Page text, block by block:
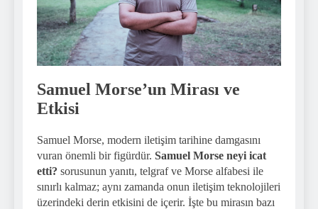
Samuel Morse’un Mirası ve
Etkisi
Samuel Morse, modern iletişim tarihine damgasını
vuran önemli bir figürdür. Samuel Morse neyi icat
etti? sorusunun yanıtı, telgraf ve Morse alfabesi ile
sınırlı kalmaz; aynı zamanda onun iletişim teknolojileri
üzerindeki derin etkisini de içerir. İşte bu mirasın bazı